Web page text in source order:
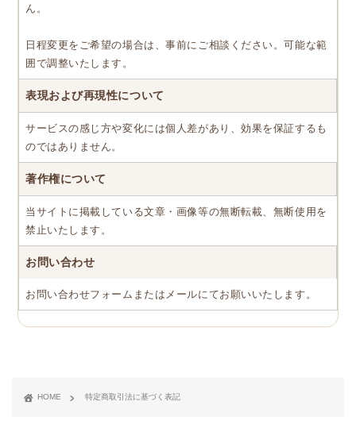
ん。
日程変更をご希望の場合は、事前にご相談ください。可能な範
囲で調整いたします。
表現および再現性について
サービスの感じ方や変化には個人差があり、効果を保証するも
のではありません。
著作権について
当サイトに掲載している文章・画像等の無断転載、無断使用を
禁止いたします。
お問い合わせ
お問い合わせフォームまたはメールにてお願いいたします。
HOME 特定商取引法に基づく表記